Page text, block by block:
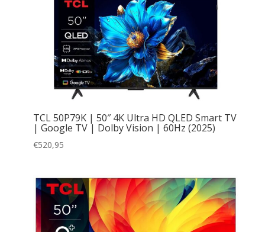
TCL 50P79K | 50″ 4K Ultra HD QLED Smart TV
| Google TV | Dolby Vision | 60Hz (2025)
€520,95